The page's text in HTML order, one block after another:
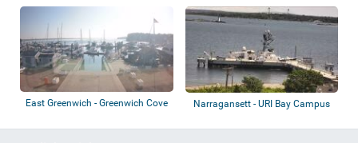
Yacht Cl...
East Greenwich - Greenwich Cove
Narragansett - URI Bay Campus